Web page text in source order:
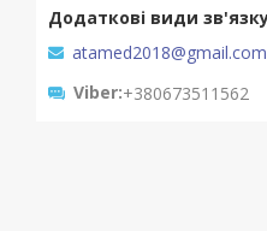
atamed2018@gmail.com
Viber +380673511562